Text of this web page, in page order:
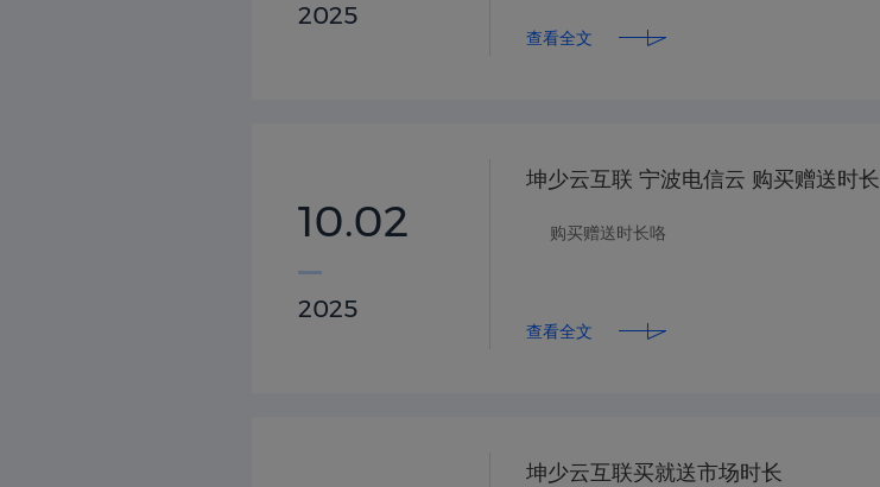
2025
查看全文
10.02
2025
坤少云互联 宁波电信云 购买赠送时长
购买赠送时长咯
查看全文
坤少云互联买就送市场时长